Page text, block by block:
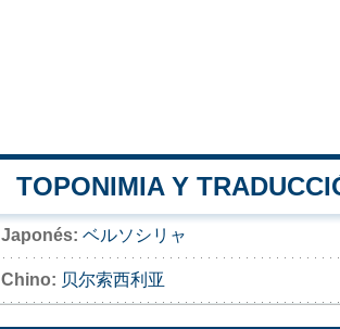
TOPONIMIA Y
Japonés: ベルソシリャ
Chino: 贝尔索西利亚